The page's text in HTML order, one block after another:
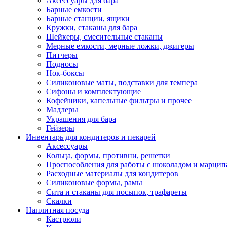
Барные емкости
Барные станции, ящики
Кружки, стаканы для бара
Шейкеры, смесительные стаканы
Мерные емкости, мерные ложки, джигеры
Питчеры
Подносы
Нок-боксы
Силиконовые маты, подставки для темпера
Сифоны и комплектующие
Кофейники, капельные фильтры и прочее
Мадлеры
Украшения для бара
Гейзеры
Инвентарь для кондитеров и пекарей
Аксессуары
Кольца, формы, противни, решетки
Проспособления для работы с шоколадом и
Расходные материалы для кондитеров
Силиконовые формы, рамы
Сита и стаканы для посыпок, трафареты
Скалки
Наплитная посуда
Кастрюли